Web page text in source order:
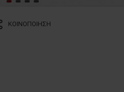
ΚΟΙΝΟΠΟΙΗΣΗ